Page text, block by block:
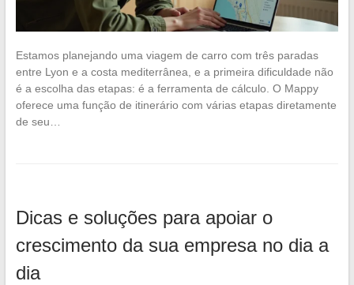
Estamos planejando uma viagem de carro com três paradas
entre Lyon e a costa mediterrânea, e a primeira dificuldade não
é a escolha das etapas: é a ferramenta de cálculo. O Mappy
oferece uma função de itinerário com várias etapas diretamente
de seu…
Dicas e soluções para apoiar o
crescimento da sua empresa no dia a
dia